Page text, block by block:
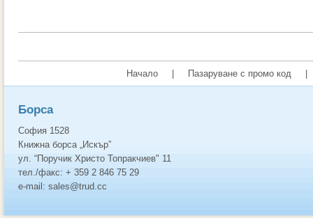
Начало Пазаруване с промо код
Борса
София 1528
Книжна борса „Искър”
ул. “Поручик Христо Топракчиев" 11
тел./факс: + 359 2 846 75 29
e-mail: sales@trud.cc